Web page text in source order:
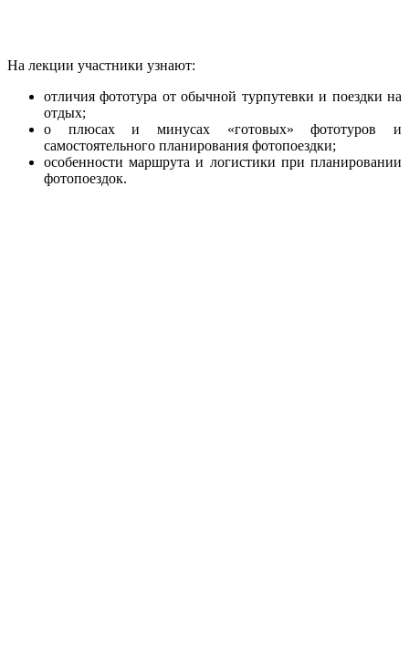
На лекции участники узнают:
отличия фототура от обычной турпутевки и поездки на
отдых;
о плюсах и минусах «готовых» фототуров и
самостоятельного планирования фотопоездки;
особенности маршрута и логистики при планировании
фотопоездок.